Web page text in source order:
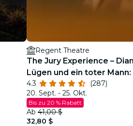
Regent Theatre
The Jury Experience –
Lügen und ein toter Mann:
Boston Gerechtigkeit
4.3
(287)
20. Sept. - 25. Okt.
Bis zu 20 % Rabatt
Ab 41,00 $
32,80 $